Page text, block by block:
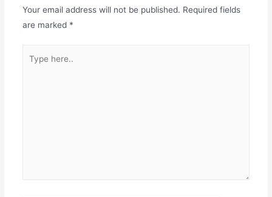
Your email address will not be published. Required fields
are marked *
here..